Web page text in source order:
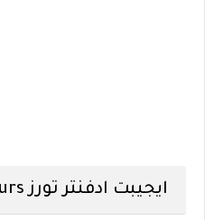
ايجيبت ادفنتر تورز Egypt Adventure Tours